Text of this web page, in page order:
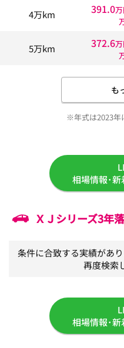
4万km 391.0
5万km 372.6
も
※年式は2023年
相場情報･新
ＸＪシリーズ3年
条件に合致する実績があ
再度検索
相場情報･新